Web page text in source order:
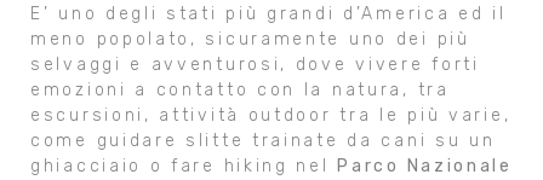
E’ uno degli stati più grandi d’America ed il
meno popolato, sicuramente uno dei più
selvaggi e avventurosi, dove vivere forti
emozioni a contatto con la natura, tra
escursioni, attività outdoor tra le più varie,
come guidare slitte trainate da cani su un
ghiacciaio o fare hiking nel Parco Nazionale